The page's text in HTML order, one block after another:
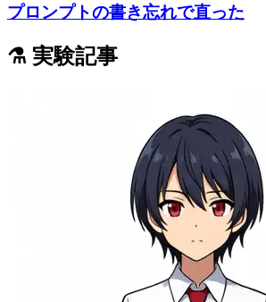
プロンプトの書き忘れで直った
⚗️ 実験記事